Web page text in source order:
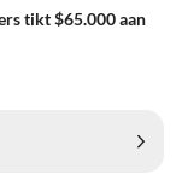
tikt $65.000 aan